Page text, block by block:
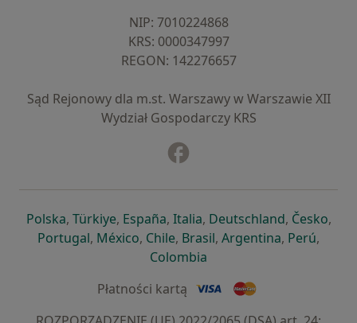
NIP: ⁠7010224868
KRS: ⁠0000347997
REGON: ⁠142276657
Sąd Rejonowy dla m.st. Warszawy w Warszawie XII
Wydział Gospodarczy KRS
Polskaotwiera się w nowej karcie
, Türkiyeotwiera się w nowej karcie
, Españaotwiera się w nowej karcie
, Italiaotwiera się w nowej
, Deutschlandotwiera się
, Česko,
Portugalotwiera się w nowej karcie
, Méxicootwiera się w nowej karcie
, Chileotwiera się w nowej karcie
, Brasilotwiera się w nowej
, Argentinaotwiera się
, Perú,
Colombia
Płatności kartą